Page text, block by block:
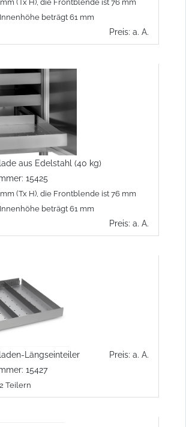
(Tx H), die Frontblende ist 76 mm
beträgt 61 mm
Preis: a. A.
aus Edelstahl (40 kg)
15425
(Tx H), die Frontblende ist 76 mm
beträgt 61 mm
Preis: a. A.
Längseinteiler
15427
Teilern
Preis: a. A.